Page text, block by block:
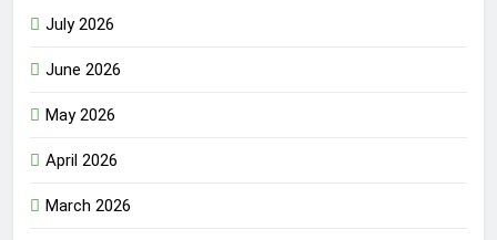
July 2026
June 2026
May 2026
April 2026
March 2026